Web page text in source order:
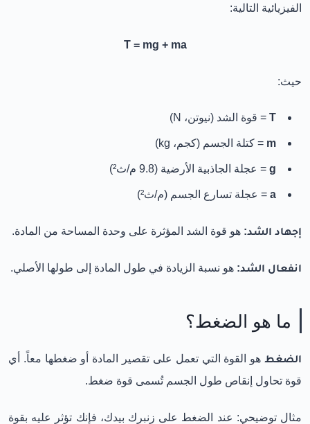
الفيزيائية التالية:
T = mg + ma
حيث:
T = قوة الشد (نيوتن، N)
m = كتلة الجسم (كجم، kg)
g = عجلة الجاذبية الأرضية (9.8 م/ث²)
a = عجلة تسارع الجسم (م/ث²)
إجهاد الشد: هو قوة الشد المؤثرة على وحدة المساحة من المادة.
انفعال الشد: هو نسبة الزيادة في طول المادة إلى طولها الأصلي.
ما هو الضغط؟
الضغط هو القوة التي تعمل على تقصير المادة أو ضغطها معاً. أي
قوة تحاول إنقاص طول الجسم تُسمى قوة ضغط.
مثال توضيحي: عند الضغط على زنبرك بيدك، فإنك تؤثر عليه بقوة